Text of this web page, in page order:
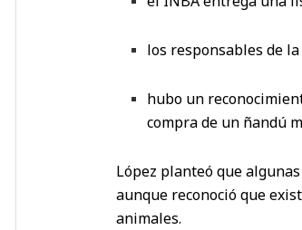
los responsables de
hubo un
compra de un ñandú
López planteó que
aunque reconoció que
animales.